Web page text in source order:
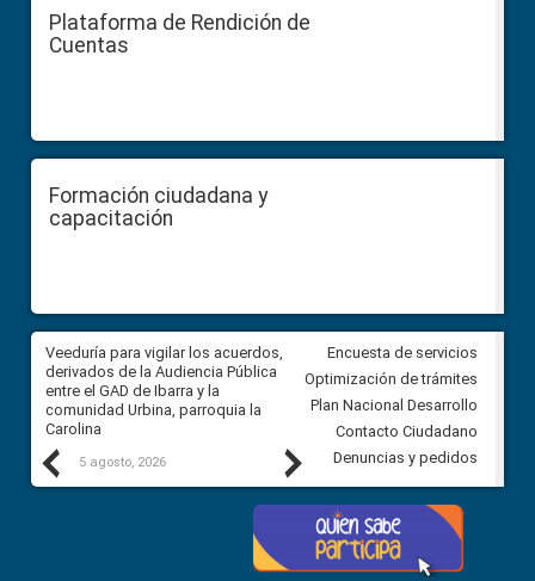
Plataforma de Rendición de
Cuentas
Formación ciudadana y
capacitación
Previous
Veeduría para vigilar los acuerdos,
derivados de la Audiencia Pública
entre el GAD de Ibarra y la
comunidad Urbina, parroquia la
Carolina
5 agosto, 2026
CPCCS convoca a Veeduría
Ciudadana para vigilar el
5 agosto, 2026
Next
Encuesta de servicios
Optimización de trámites
Plan Nacional Desarrollo
Contacto Ciudadano
Denuncias y pedidos